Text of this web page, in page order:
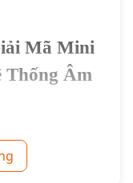
Mã Mini
Thống Âm
chọn hấp dẫn dành
thanh chất